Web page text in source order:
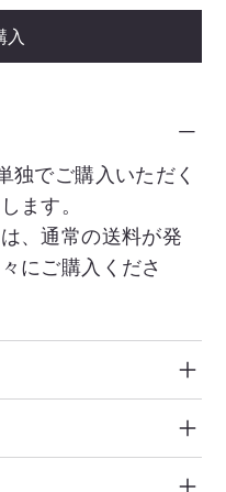
入
独でご購入いただく
ます。
、通常の送料が発
にご購入くださ